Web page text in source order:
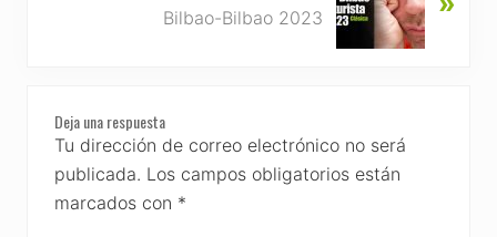
Bilbao-Bilbao 2023
Reader
Interactions
Deja una respuesta
Tu dirección de correo electrónico no será
publicada. Los campos obligatorios están
marcados con *